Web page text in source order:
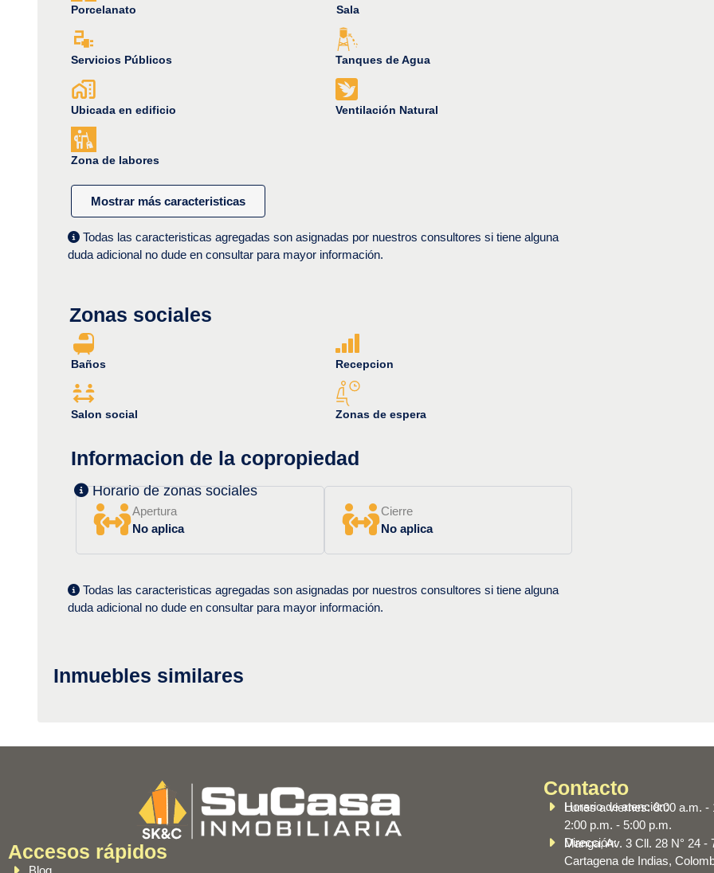
Porcelanato Sala
Servicios Públicos Tanques de Agua
Ubicada en edificio Ventilación Natural
Zona de labores
Mostrar más caracteristicas
Todas las caracteristicas agregadas son asignadas por nuestros consultores si tiene alguna
duda adicional no dude en consultar para mayor información.
Zonas sociales
Baños Recepcion
Salon social Zonas de espera
Informacion de la copropiedad
Horario de zonas sociales
Apertura
No aplica
Cierre
No aplica
Todas las caracteristicas agregadas son asignadas por nuestros consultores si tiene alguna
duda adicional no dude en consultar para mayor información.
Inmuebles similares
Accesos rápidos
Blog
Contacto
Horario de atención:
Lunes a viernes: 8:00 a.m. -
2:00 p.m. - 5:00 p.m.
Dirección:
Manga, Av. 3 Cll. 28 N° 24 -
Cartagena de Indias,